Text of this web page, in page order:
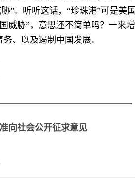
”。听听这话，“珍珠港”可是美国
威胁”，意思还不简单吗？一来增
、以及遏制中国发展。
向社会公开征求意见